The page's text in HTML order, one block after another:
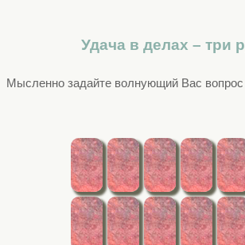
Удача в делах – три
Мысленно задайте волнующий Вас